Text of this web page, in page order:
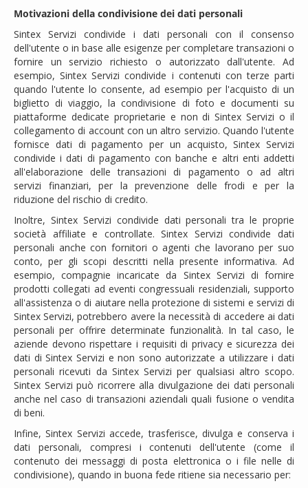
Motivazioni della condivisione dei dati personali
Sintex Servizi condivide i dati personali con il consenso
dell'utente o in base alle esigenze per completare transazioni o
fornire un servizio richiesto o autorizzato dall'utente. Ad
esempio, Sintex Servizi condivide i contenuti con terze parti
quando l'utente lo consente, ad esempio per l'acquisto di un
biglietto di viaggio, la condivisione di foto e documenti su
piattaforme dedicate proprietarie e non di Sintex Servizi o il
collegamento di account con un altro servizio. Quando l'utente
fornisce dati di pagamento per un acquisto, Sintex Servizi
condivide i dati di pagamento con banche e altri enti addetti
all'elaborazione delle transazioni di pagamento o ad altri
servizi finanziari, per la prevenzione delle frodi e per la
riduzione del rischio di credito.
Inoltre, Sintex Servizi condivide dati personali tra le proprie
società affiliate e controllate. Sintex Servizi condivide dati
personali anche con fornitori o agenti che lavorano per suo
conto, per gli scopi descritti nella presente informativa. Ad
esempio, compagnie incaricate da Sintex Servizi di fornire
prodotti collegati ad eventi congressuali residenziali, supporto
all'assistenza o di aiutare nella protezione di sistemi e servizi di
Sintex Servizi, potrebbero avere la necessità di accedere ai dati
personali per offrire determinate funzionalità. In tal caso, le
aziende devono rispettare i requisiti di privacy e sicurezza dei
dati di Sintex Servizi e non sono autorizzate a utilizzare i dati
personali ricevuti da Sintex Servizi per qualsiasi altro scopo.
Sintex Servizi può ricorrere alla divulgazione dei dati personali
anche nel caso di transazioni aziendali quali fusione o vendita
di beni.
Infine, Sintex Servizi accede, trasferisce, divulga e conserva i
dati personali, compresi i contenuti dell'utente (come il
contenuto dei messaggi di posta elettronica o i file nelle di
condivisione), quando in buona fede ritiene sia necessario per: